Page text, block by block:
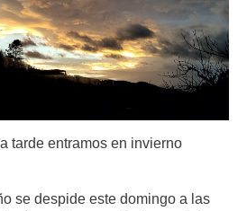
tarde entramos en invierno
se despide este domingo a las